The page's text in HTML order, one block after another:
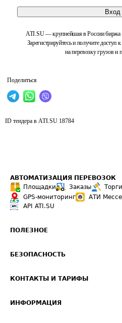
Вход
ATI.SU — крупнейшая в России биржа
Зарегистрируйтесь и получите доступ
на перевозку грузов и
Поделиться
ID тендера в ATI.SU 18784
АВТОМАТИЗАЦИЯ ПЕРЕВОЗОК
Площадки
Заказы Торги
GPS-мониторинг
АТИ
API ATI.SU
ПОЛЕЗНОЕ
Звезды ATI.SU на вашем сайте
Средние ставки
БЕЗОПАСНОСТЬ
Светофор+
КОНТАКТЫ И ТАРИФЫ
ИНФОРМАЦИЯ